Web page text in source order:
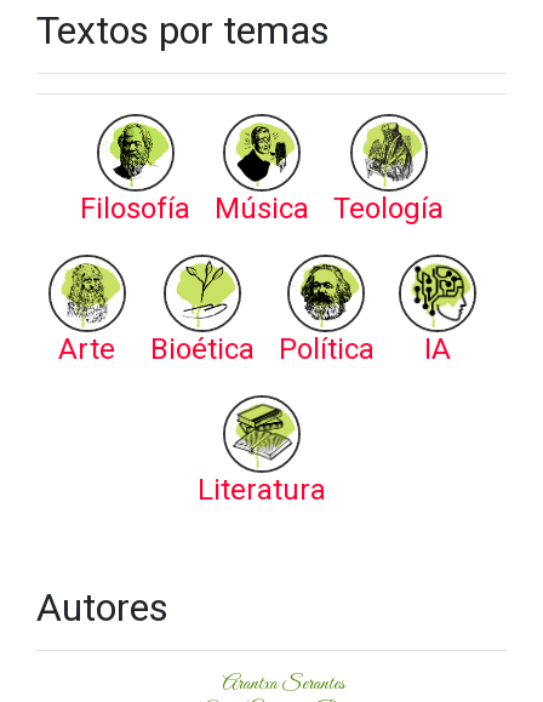
Textos por temas
Filosofía Música Teología
Arte Bioética Política IA
Literatura
Autores
Arantxa Serantes